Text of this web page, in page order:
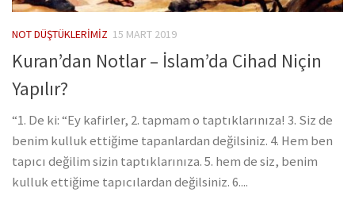
NOT DÜŞTÜKLERIMIZ 15 MART 2019
Kuran’dan Notlar – İslam’da Cihad Niçin
Yapılır?
“1. De ki: “Ey kafirler, 2. tapmam o taptıklarınıza! 3. Siz de
benim kulluk ettiğime tapanlardan değilsiniz. 4. Hem ben
tapıcı değilim sizin taptıklarınıza. 5. hem de siz, benim
kulluk ettiğime tapıcılardan değilsiniz. 6....